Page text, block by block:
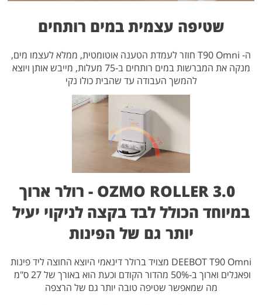
שטיפה עצמית במים רותחים
ה- T90 Omni חוזר לעמדת הטענה אוטומטית, ממלא לעצמו מים,
מנקה את המברשות במים רותחים ב-75 מעלות, מייבש אותן ויוצא
להמשך העבודה עד שהבית כולו נקי
OZMO ROLLER 3.0 - רולר ארוך
במיוחד הכולל לבד בקצה לניקוי יעיל
יותר גם של הפינות
DEEBOT T90 Omni מצויד ברולר דינאמי היוצא החוצה ליד פינות
ופאנלים וארוך ב-50% מהדור הקודם וכעת הוא באורך של 27 ס"מ
מה שמאפשר שטיפה טובה יותר גם של הרצפה